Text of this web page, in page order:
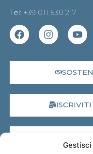
Gestisci
Tel: +39 011 530 217